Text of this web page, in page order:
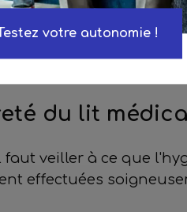
conservées - il
de respirer.
diffuser des huiles
du lit
veiller à ce que
effectuées
Testez votre autonomie !